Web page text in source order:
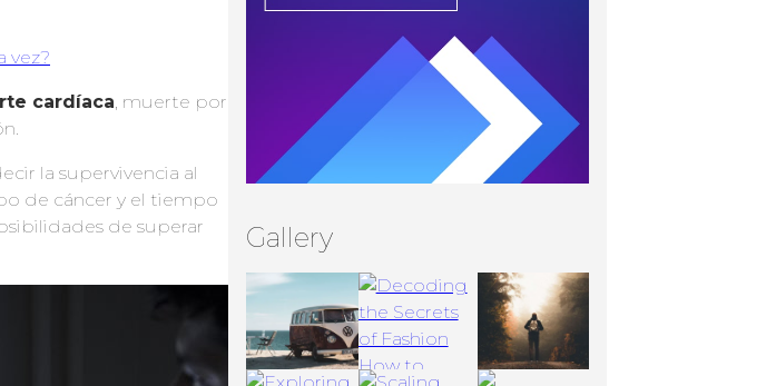
vez?
cardíaca, muerte por
la supervivencia al
de cáncer y el tiempo
de superar
Gallery